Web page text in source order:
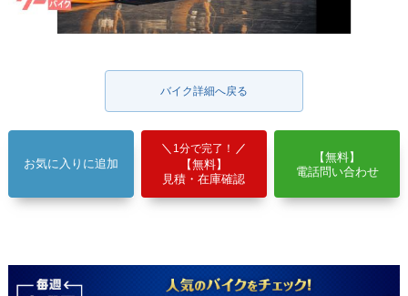
バイク詳細へ戻る
お気に入りに追加
1分で完了！
【無料】
見積・在庫確認
【無料】
電話問い合わせ